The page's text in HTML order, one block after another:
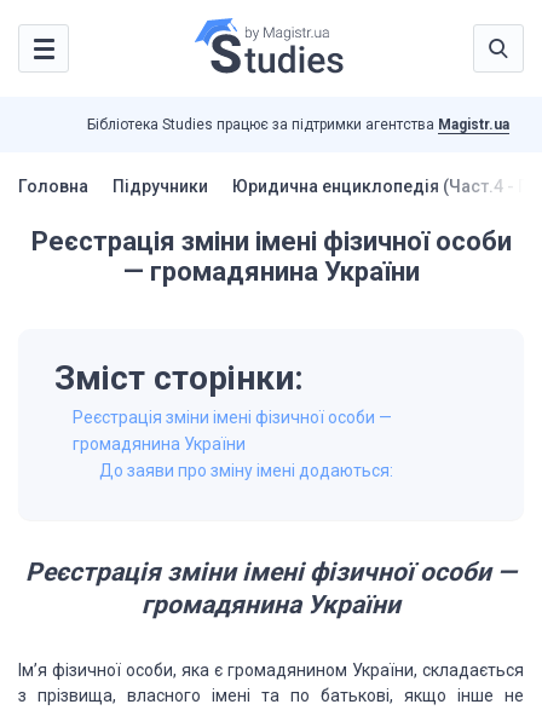
Бібліотека Studies працює за підтримки агентства Magistr.ua
Головна Підручники Юридична енциклопедія (Част.4 -
Реєстрація зміни імені фізичної особи
— громадянина України
Зміст сторінки:
Реєстрація зміни імені фізичної особи —
громадянина України
До заяви про зміну імені додаються:
Реєстрація зміни імені фізичної особи —
громадянинаУкраїни
Ім’я фізичної особи, яка є громадянином України, складається
з прізвища, власного імені та по батькові, якщо інше не